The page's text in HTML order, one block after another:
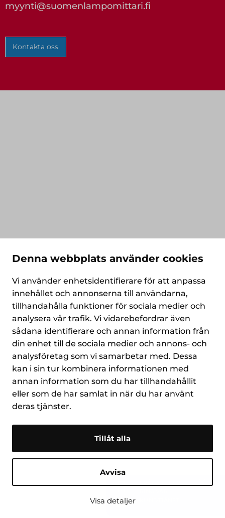
Denna webbplats använder cookies
Vi använder enhetsidentifierare för att anpassa
innehållet och annonserna till användarna,
tillhandahålla funktioner för sociala medier och
analysera vår trafik. Vi vidarebefordrar även
sådana identifierare och annan information från
din enhet till de sociala medier och annons- och
analysföretag som vi samarbetar med. Dessa
kan i sin tur kombinera informationen med
annan information som du har tillhandahållit
eller som de har samlat in när du har använt
deras tjänster.
Tillåt alla
Avvisa
Visa detaljer
myynti@suomenlampomittari.fi
Kontakta oss
Stäng